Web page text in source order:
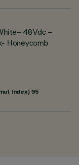
48Vdc –
Honeycomb
Index) 95